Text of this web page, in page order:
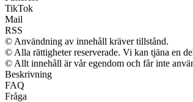
TikTok
Mail
RSS
© Användning av innehåll kräver tillstånd.
© Alla rättigheter reserverade. Vi kan tjäna en
© Allt innehåll är vår egendom och får inte
Beskrivning
FAQ
Fråga